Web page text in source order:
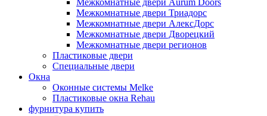
Межкомнатные двери Aurum Doors
Межкомнатные двери Триадорс
Межкомнатные двери АлексДорс
Межкомнатные двери Дворецкий
Межкомнатные двери регионов
Пластиковые двери
Специальные двери
Окна
Оконные системы Melke
Пластиковые окна Rehau
фурнитура купить